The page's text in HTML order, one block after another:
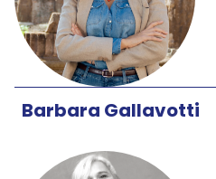
Barbara Gallavotti